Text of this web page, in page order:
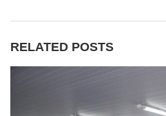
RELATED POSTS